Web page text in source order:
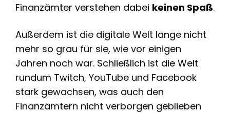
Finanzämter verstehen dabei keinen Spaß.
Außerdem ist die digitale Welt lange nicht
mehr so grau für sie, wie vor einigen
Jahren noch war. Schließlich ist die Welt
rundum Twitch, YouTube und Facebook
stark gewachsen, was auch den
Finanzämtern nicht verborgen geblieben